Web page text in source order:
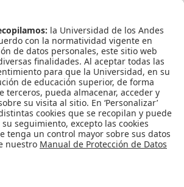
de datos personales